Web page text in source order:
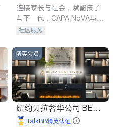
连接家长与社会，赋能孩子
与下一代，CAPA NoVA与您
携手建设包容、公平、充满
社区服务
精英会员
纽约贝拉奢华公司 BELL
A LUXE
iTalkBB精英认证